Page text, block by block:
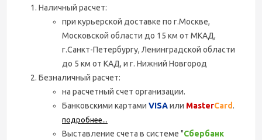
Наличный расчет:
при курьерской доставке по г.Москве,
Московской области до 15 км от МКАД,
г.Санкт-Петербургу, Ленинградской области
до 5 км от КАД, и г. Нижний Новгород
Безналичный расчет:
на расчетный счет организации.
Банковскими картами VISAили MasterCard.
подробнее...
Выставление счета в системе "Сбербанк